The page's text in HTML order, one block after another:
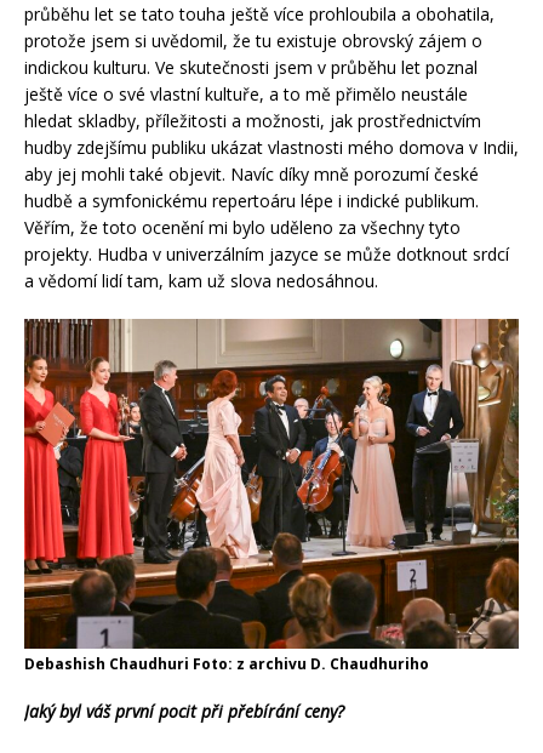
průběhu let se tato touha ještě více prohloubila a obohatila,
protože jsem si uvědomil, že tu existuje obrovský zájem o
indickou kulturu. Ve skutečnosti jsem v průběhu let poznal
ještě více o své vlastní kultuře, a to mě přimělo neustále
hledat skladby, příležitosti a možnosti, jak prostřednictvím
hudby zdejšímu publiku ukázat vlastnosti mého domova v Indii,
aby jej mohli také objevit. Navíc díky mně porozumí české
hudbě a symfonickému repertoáru lépe i indické publikum.
Věřím, že toto ocenění mi bylo uděleno za všechny tyto
projekty. Hudba v univerzálním jazyce se může dotknout srdcí
a vědomí lidí tam, kam už slova nedosáhnou.
Debashish Chaudhuri Foto: z archivu D. Chaudhuriho
Jaký byl váš první pocit při přebírání ceny?